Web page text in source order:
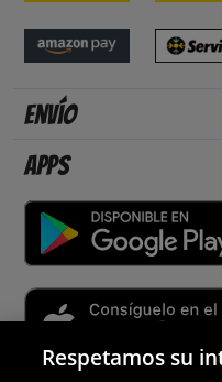
Envío
Apps
Respetamos su